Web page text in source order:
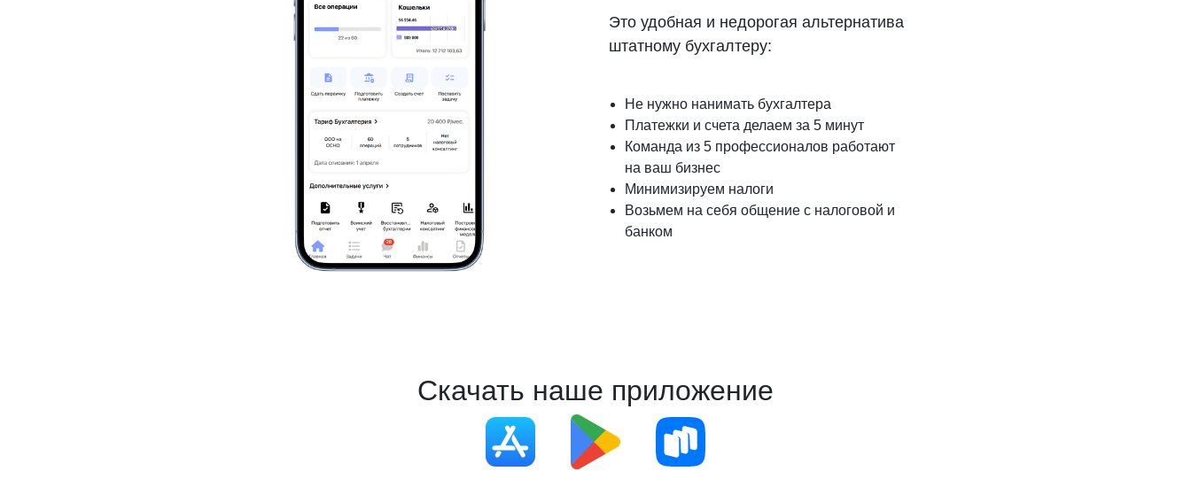
Это удобная и недорогая альтернатива
штатному бухгалтеру:
Не нужно нанимать бухгалтера
Платежки и счета делаем за 5 минут
Команда из 5 профессионалов работают
на ваш бизнес
Минимизируем налоги
Возьмем на себя общение с налоговой и
банком
Скачать наше приложение